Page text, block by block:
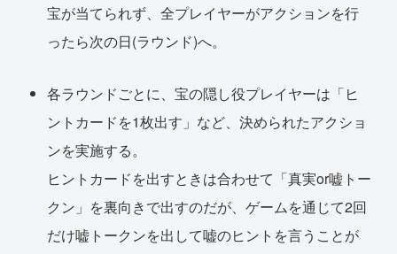
宝が当てられず、全プレイヤーがアクションを行
ったら次の日(ラウンド)へ。
各ラウンドごとに、宝の隠し役プレイヤーは「ヒ
ントカードを1枚出す」など、決められたアクショ
ンを実施する。
ヒントカードを出すときは合わせて「真実or嘘トー
クン」を裏向きで出すのだが、ゲームを通じて2回
だけ嘘トークンを出して嘘のヒントを言うことが